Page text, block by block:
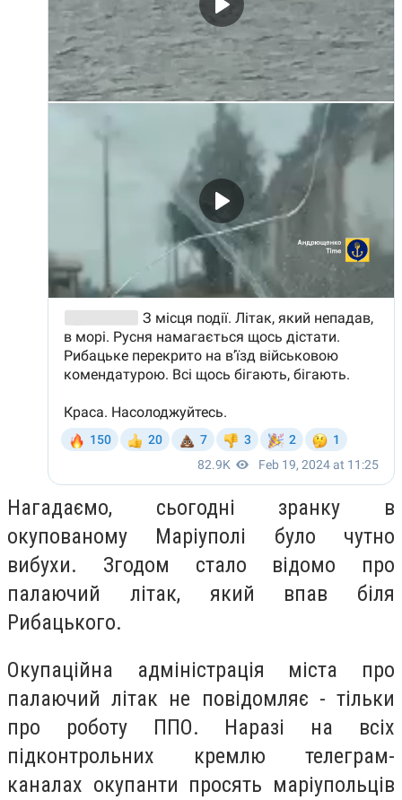
Нагадаємо, сьогодні зранку в
окупованому Маріуполі було чутно
вибухи. Згодом стало відомо про
палаючий літак, який впав біля
Рибацького.
Окупаційна адміністрація міста про
палаючий літак не повідомляє - тільки
про роботу ППО. Наразі на всіх
підконтрольних кремлю телеграм-
каналах окупанти просять маріупольців